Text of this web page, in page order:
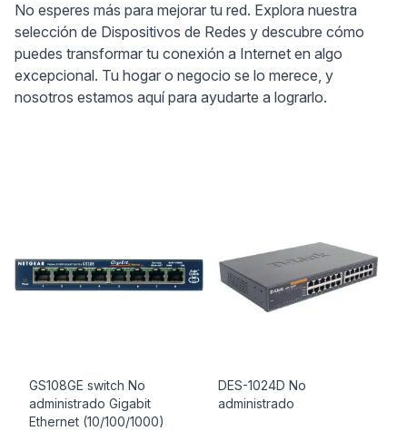
No esperes más para mejorar tu red. Explora nuestra
selección de Dispositivos de Redes y descubre cómo
puedes transformar tu conexión a Internet en algo
excepcional. Tu hogar o negocio se lo merece, y
nosotros estamos aquí para ayudarte a lograrlo.
GS108GE switch No
administrado Gigabit
Ethernet (10/100/1000)
DES-1024D No
administrado